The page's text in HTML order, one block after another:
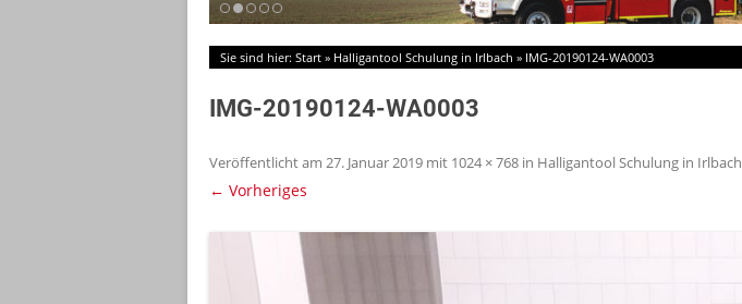
Sie sind hier: Start » Halligantool Schulung in Irlbach » IMG-20190124-WA0003
IMG-20190124-WA0003
Veröffentlicht am 27. Januar 2019 mit 1024 × 768 in Halligantool Schulung in Irlbach
← Vorheriges